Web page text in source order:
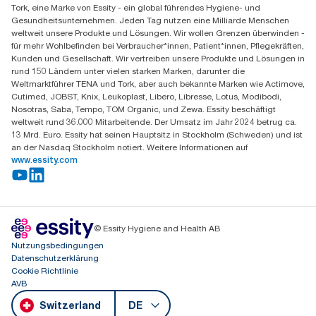
Essity Switzerland AG
Parkstraße 1b
6214 Schenkon
Mo-Do 8:00-16:30 | Fr 8:00-15:00
GLN: 7609999000928
Tork, eine Marke von Essity - ein global führendes Hygiene- und
Gesundheitsunternehmen. Jeden Tag nutzen eine Milliarde Menschen
weltweit unsere Produkte und Lösungen. Wir wollen Grenzen überwinden -
für mehr Wohlbefinden bei Verbraucher*innen, Patient*innen, Pflegekräften,
Kunden und Gesellschaft. Wir vertreiben unsere Produkte und Lösungen in
rund 150 Ländern unter vielen starken Marken, darunter die
Weltmarktführer TENA und Tork, aber auch bekannte Marken wie Actimove,
Cutimed, JOBST, Knix, Leukoplast, Libero, Libresse, Lotus, Modibodi,
Nosotras, Saba, Tempo, TOM Organic, und Zewa. Essity beschäftigt
weltweit rund 36.000 Mitarbeitende. Der Umsatz im Jahr 2024 betrug ca.
13 Mrd. Euro. Essity hat seinen Hauptsitz in Stockholm (Schweden) und ist
an der Nasdaq Stockholm notiert. Weitere Informationen auf
www.essity.com
© Essity Hygiene and Health AB
Nutzungsbedingungen
Datenschutzerklärung
Cookie Richtlinie
AVB
Switzerland DE